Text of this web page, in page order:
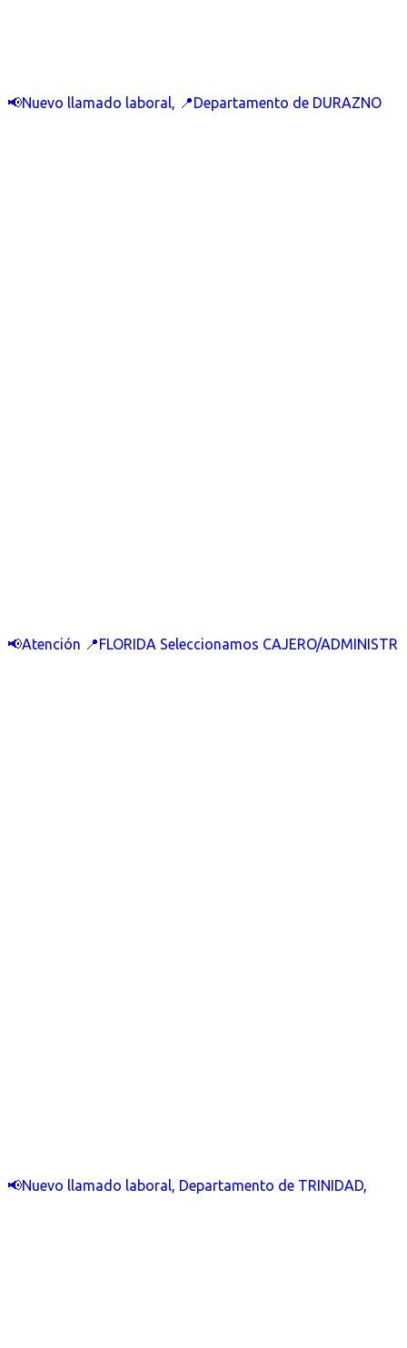
📢Nuevo llamado laboral, 📍Departamento de DURAZNO
📢Atención 📍FLORIDA Seleccionamos CAJERO/ADMINISTR
📢Nuevo llamado laboral, Departamento de TRINIDAD,